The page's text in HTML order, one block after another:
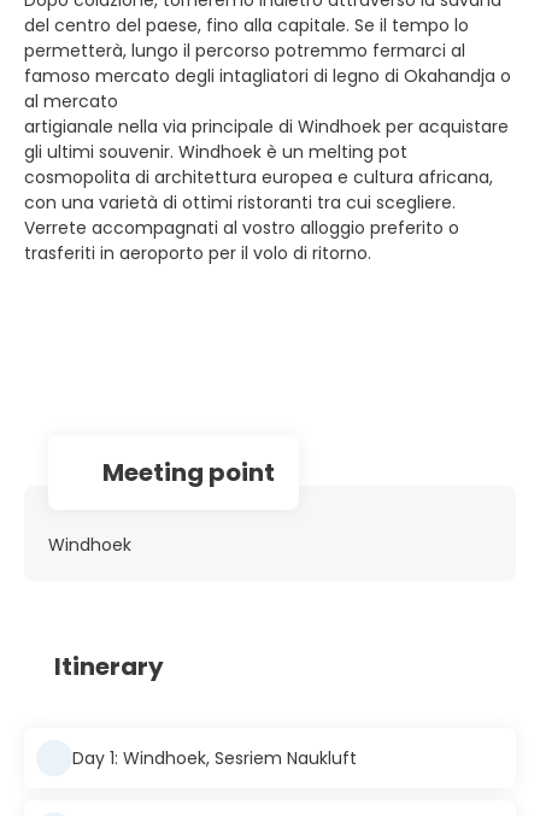
del centro del paese, fino alla capitale. Se il tempo lo
permetterà, lungo il percorso potremmo fermarci al
famoso mercato degli intagliatori di legno di Okahandja o
al mercato
artigianale nella via principale di Windhoek per acquistare
gli ultimi souvenir. Windhoek è un melting pot
cosmopolita di architettura europea e cultura africana,
con una varietà di ottimi ristoranti tra cui scegliere.
Verrete accompagnati al vostro alloggio preferito o
trasferiti in aeroporto per il volo di ritorno.
Meeting point
Windhoek
Itinerary
Day 1: Windhoek, Sesriem Naukluft